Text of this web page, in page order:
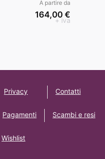
A partire da
164,00 €
+ iva
Privacy Contatti
Pagamenti Scambi e resi
Wishlist